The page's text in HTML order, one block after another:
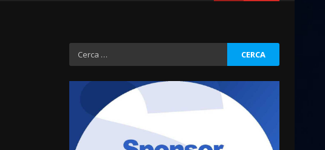
Ricerca
per:
La Banda Città di Fasano apre
ufficialmente la Festa di
Savelletri